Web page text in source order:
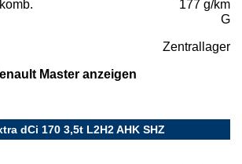
177 g/km
G
Zentrallager
Master anzeigen
dCi 170 3,5t L2H2 AHK SHZ